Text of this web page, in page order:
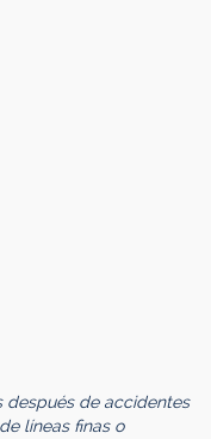
después de accidentes
líneas finas o